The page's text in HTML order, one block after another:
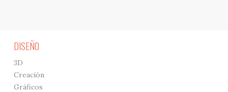
DISEÑO
3D
Creación
Gráficos